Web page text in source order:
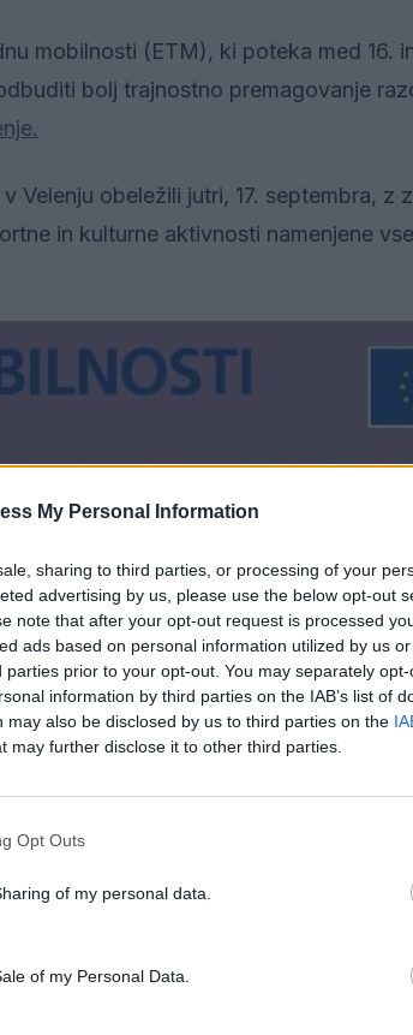
My Personal Information
sharing to third parties, or processing of your
advertising by us, please use the below opt-out
note that after your opt-out request is processed
ads based on personal information utilized by us
parties prior to your opt-out. You may separately
information by third parties on the IAB’s list of
may also be disclosed by us to third parties on the
may further disclose it to other third parties.
Opt Outs
of my personal data.
of my Personal Data.
mobilnosti (ETM), ki poteka med 16.
bolj trajnostno premagovanje
obeležili jutri, 17. septembra, z
in kulturne aktivnosti namenjene